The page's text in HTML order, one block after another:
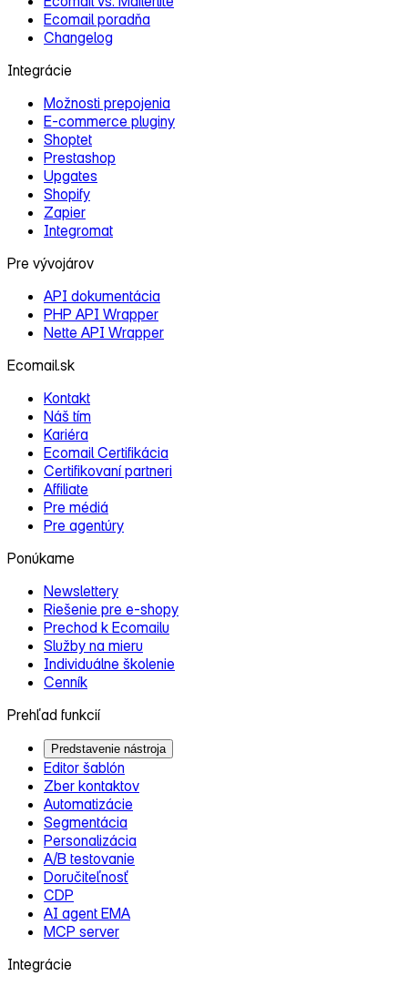
Ecomail poradňa
Changelog
Integrácie
Možnosti prepojenia
E‑commerce pluginy
Shoptet
Prestashop
Upgates
Shopify
Zapier
Integromat
Pre vývojárov
API dokumentácia
PHP API Wrapper
Nette API Wrapper
Ecomail.sk
Kontakt
Náš tím
Kariéra
Ecomail Certifikácia
Certifikovaní partneri
Affiliate
Pre médiá
Pre agentúry
Ponúkame
Newslettery
Riešenie pre e‑shopy
Prechod k Ecomailu
Služby na mieru
Individuálne školenie
Cenník
Prehľad funkcií
Predstavenie nástroja
Editor šablón
Zber kontaktov
Automatizácie
Segmentácia
Personalizácia
A/B testovanie
Doručiteľnosť
CDP
AI agent EMA
MCP server
Integrácie